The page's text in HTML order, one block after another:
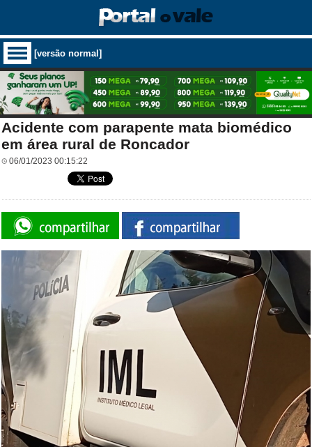
[versão normal]
Acidente com parapente mata biomédico
em área rural de Roncador
06/01/2023 00:15:22